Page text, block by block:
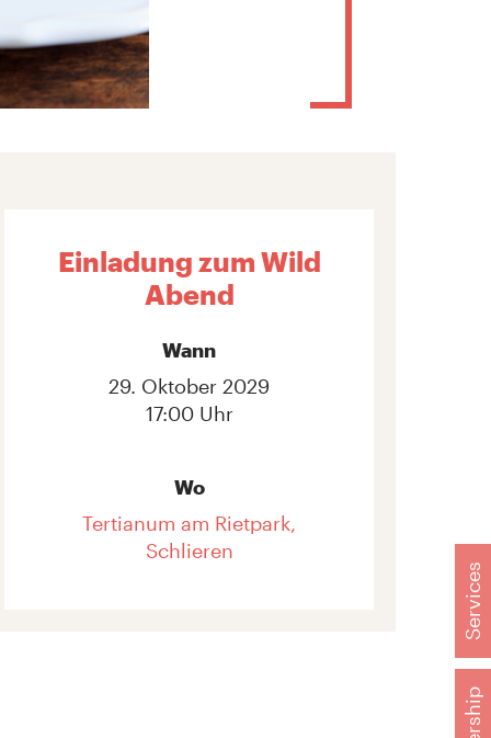
Services
Einladung zum Wild
Abend
Wann
29. Oktober 2029
17:00 Uhr
Wo
Tertianum am Rietpark,
Schlieren